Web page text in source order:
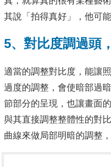
其說「拍得真好」，他可
5、對比度調過頭
適當的調整對比度，能讓
過度的調整，會使暗部過
節部分的呈現，也讓畫面
與其直接調整整體性的對
曲線來做局部明暗的調整